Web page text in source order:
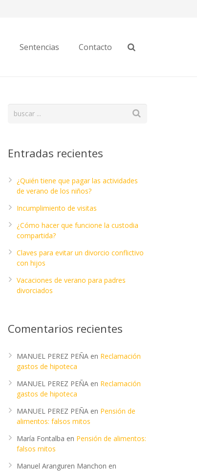
Sentencias Contacto
Entradas recientes
¿Quién tiene que pagar las actividades
de verano de los niños?
Incumplimiento de visitas
¿Cómo hacer que funcione la custodia
compartida?
Claves para evitar un divorcio conflictivo
con hijos
Vacaciones de verano para padres
divorciados
Comentarios recientes
MANUEL PEREZ PEÑA en Reclamación
gastos de hipoteca
MANUEL PEREZ PEÑA en Reclamación
gastos de hipoteca
MANUEL PEREZ PEÑA en Pensión de
alimentos: falsos mitos
María Fontalba en Pensión de alimentos:
falsos mitos
Manuel Aranguren Manchon en